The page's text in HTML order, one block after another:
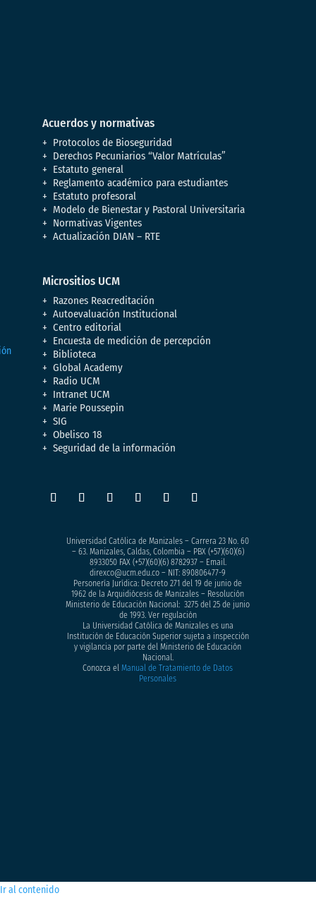
Acuerdos y normativas
Protocolos de Bioseguridad
Derechos Pecuniarios “Valor Matrículas”
Estatuto general
Reglamento académico para estudiantes
Estatuto profesoral
Modelo de Bienestar y Pastoral Universitaria
Normativas Vigentes
Actualización DIAN – RTE
Micrositios UCM
Razones Reacreditación
Autoevaluación Institucional
Centro editorial
Encuesta de medición de percepción
Biblioteca
Global Academy
Radio UCM
Intranet UCM
Marie Poussepin
SIG
Obelisco 18
Seguridad de la información
Universidad Católica de Manizales – Carrera 23 No. 60
– 63. Manizales, Caldas, Colombia – PBX (+57)(60)(6)
8933050FAX (+57)(60)(6) 8782937 – Email.
direxco@ucm.edu.co – NIT: 890806477-9
Personería Jurídica: Decreto 271 del 19 de junio de
1962 de la Arquidiócesis de Manizales – Resolución
Ministerio de Educación Nacional: 3275 del 25 de junio
de 1993. Ver regulación
La Universidad Católica de Manizales es una
Institución de Educación Superior sujeta a inspección
y vigilancia por parte del Ministerio de Educación
Nacional.
Conozca elManual de Tratamiento de Datos
Personales
Ir al contenido